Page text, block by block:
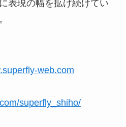
表現の幅を拡げ続けてい
web.com
superfly_shiho/